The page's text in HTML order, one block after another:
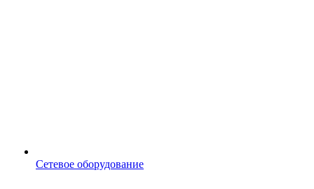
Сетевое оборудование